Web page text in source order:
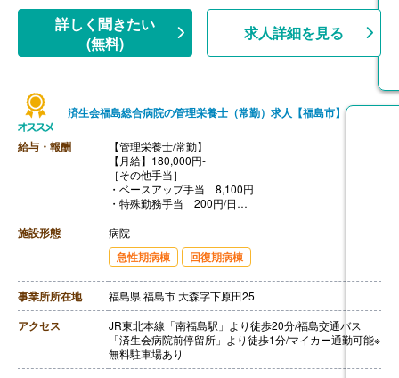
【昇給】あり（1月あたり1,000円-10,000円）※前年度実
績
【退職金】あり※勤続3年以上
詳しく聞きたい
(無料)
求人詳細を見る
済生会福島総合病院の管理栄養士（常勤）求人【福島市】
給与・報酬
【管理栄養士/常勤】
【月給】180,000円-
［その他手当］
・ベースアップ手当 8,100円
・特殊勤務手当 200円/日
【通勤手当】あり（上限50,000円/月）
【賞与】あり（前年度実績4ヵ月分）
【昇給】あり
【退職金】あり
施設形態 病院
急性期病棟 回復期病棟
事業所所在地 福島県 福島市 大森字下原田25
アクセス
JR東北本線「南福島駅」より徒歩20分/福島交通バス
「済生会病院前停留所」より徒歩1分/マイカー通勤可能※
無料駐車場あり